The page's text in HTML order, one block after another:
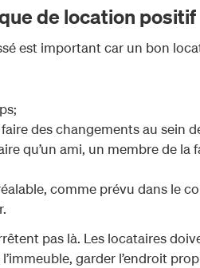
de location positif
est important car un bon
des changements au sein
qu’un ami, un membre de
comme prévu dans le
pas là. Les locataires
garder l’endroit